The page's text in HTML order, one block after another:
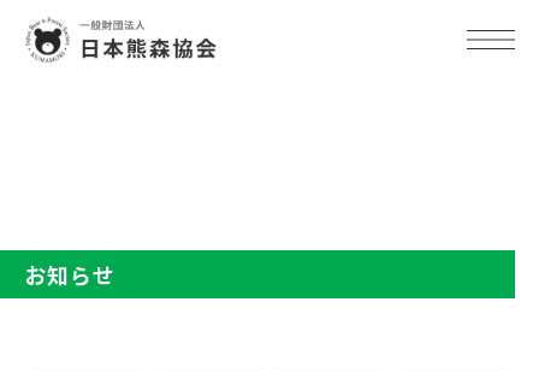
お知らせ